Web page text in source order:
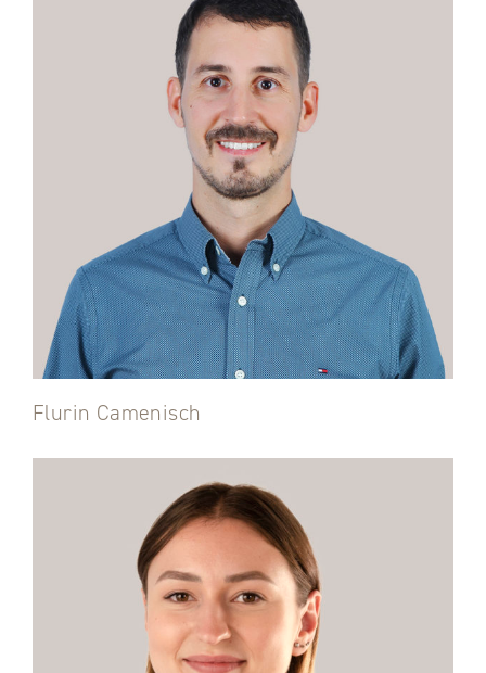
Flurin Camenisch